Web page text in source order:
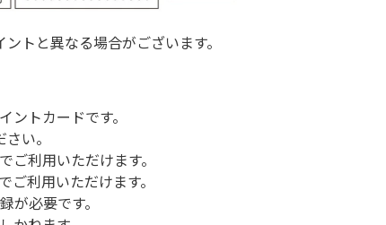
トと異なる場合がございます。
トカードです。
い。
利用いただけます。
利用いただけます。
必要です。